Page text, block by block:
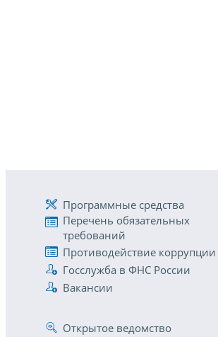
Программные средства
Перечень обязательных
требований
Противодействие коррупции
Госслужба в ФНС России
Вакансии
Открытое ведомство